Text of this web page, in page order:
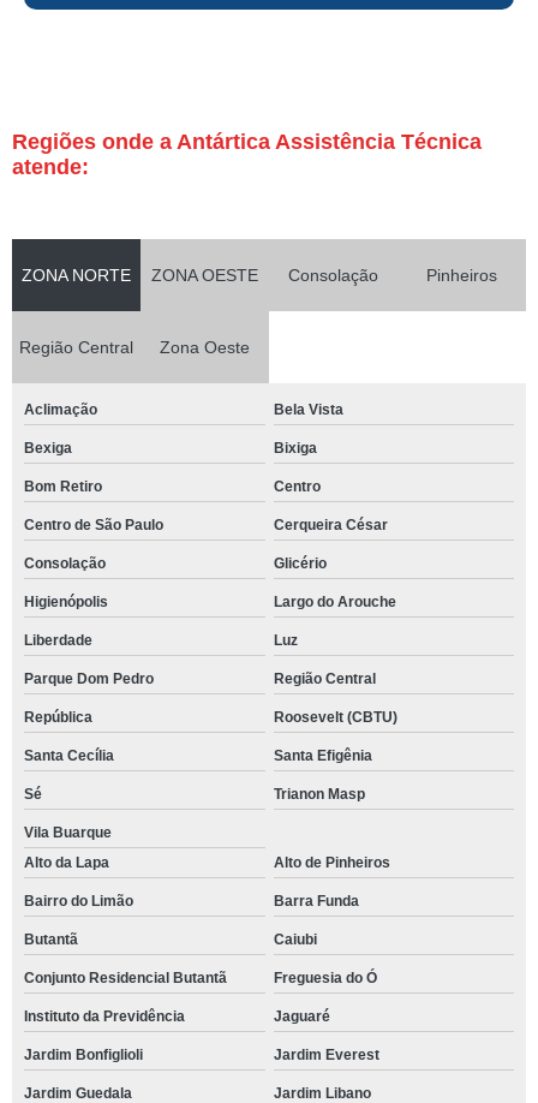
Regiões onde a Antártica Assistência Técnica
atende:
ZONA NORTE ZONA OESTE Consolação Pinheiros
Região Central Zona Oeste
Aclimação Bela Vista
Bexiga Bixiga
Bom Retiro Centro
Centro de São Paulo Cerqueira César
Consolação Glicério
Higienópolis Largo do Arouche
Liberdade Luz
Parque Dom Pedro Região Central
República Roosevelt (CBTU)
Santa Cecília Santa Efigênia
Sé Trianon Masp
Vila Buarque
Alto da Lapa
Alto de Pinheiros
Bairro do Limão Barra Funda
Butantã Caiubi
Conjunto Residencial Butantã Freguesia do Ó
Instituto da Previdência Jaguaré
Jardim Bonfiglioli Jardim Everest
Jardim Guedala Jardim Libano